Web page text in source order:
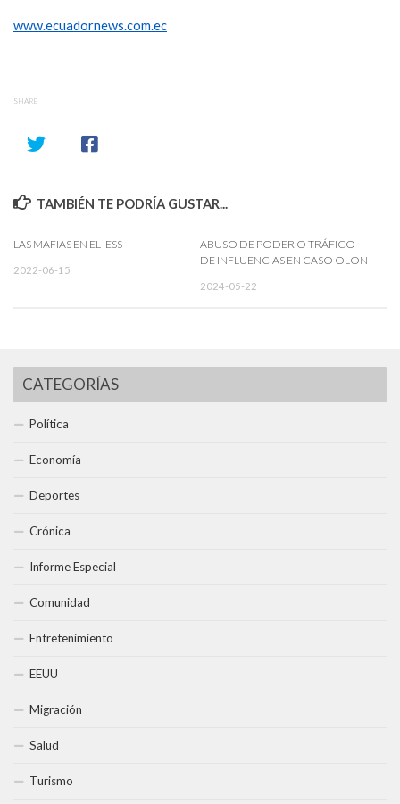
www.ecuadornews.com.ec
SHARE
TAMBIÉN TE PODRÍA GUSTAR...
LAS MAFIAS EN EL IESS
2022-06-15
ABUSO DE PODER O TRÁFICO
DE INFLUENCIAS EN CASO OLON
2024-05-22
CATEGORÍAS
Política
Economía
Deportes
Crónica
Informe Especial
Comunidad
Entretenimiento
EEUU
Migración
Salud
Turismo